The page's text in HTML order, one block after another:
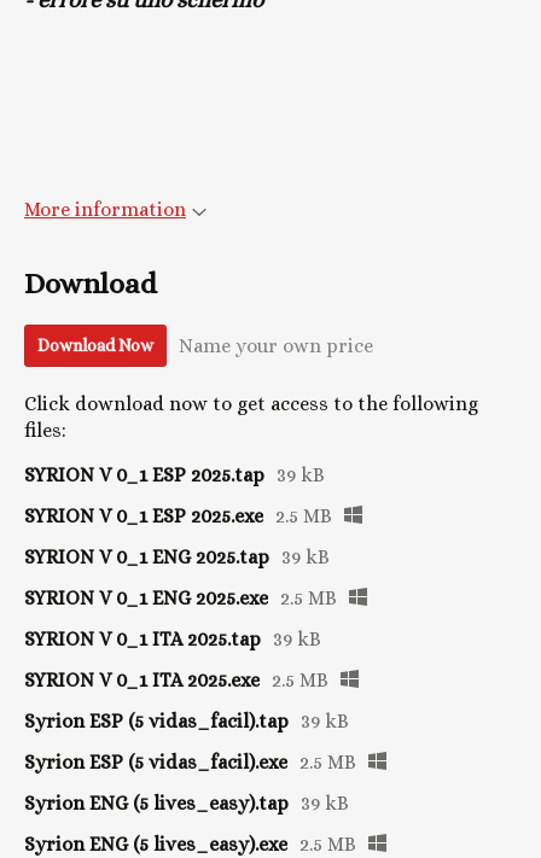
More information
Download
Download Now Name your own price
Click download now to get access to the following
files:
SYRION V 0_1 ESP 2025.tap 39 kB
SYRION V 0_1 ESP 2025.exe 2.5 MB
SYRION V 0_1 ENG 2025.tap 39 kB
SYRION V 0_1 ENG 2025.exe 2.5 MB
SYRION V 0_1 ITA 2025.tap 39 kB
SYRION V 0_1 ITA 2025.exe 2.5 MB
Syrion ESP (5 vidas_facil).tap 39 kB
Syrion ESP (5 vidas_facil).exe 2.5 MB
Syrion ENG (5 lives_easy).tap 39 kB
Syrion ENG (5 lives_easy).exe 2.5 MB